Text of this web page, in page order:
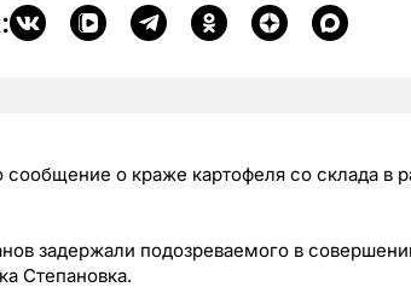
о краже картофеля со склада в
задержали подозреваемого в
Степановка.